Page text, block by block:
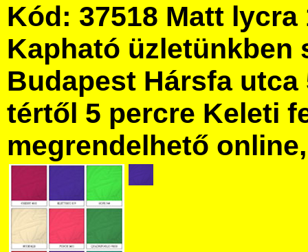
Kód: 37518 Matt lycra
Kapható üzletünkben
Budapest Hársfa utca
tértől 5 percre Keleti
megrendelhető